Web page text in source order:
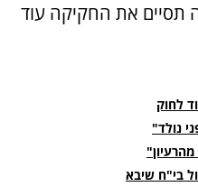
תסיים את החקיקה עוד
לחוק
נולד"
בי"ח שיבא